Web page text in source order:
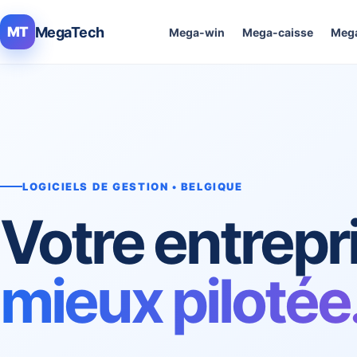
MT MegaTech Mega-win Mega-caisse
LOGICIELS DE GESTION • BELGIQUE
Votre
mieux